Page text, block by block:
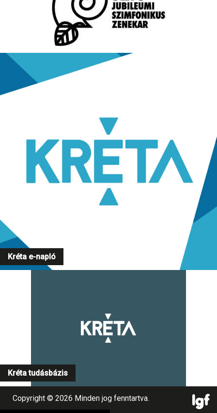
Kréta e-napló
Kréta tudásbázis
Copyright © 2026 Minden jog fenntartva.